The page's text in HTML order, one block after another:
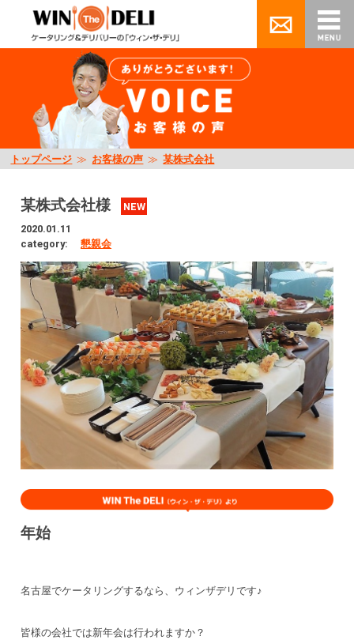
トップページ ≫ お客様の声 ≫某株式会社
某株式会社様
NEW
2020.01.11
category:
懇親会
年始
名古屋でケータリングするなら、ウィンザデリです♪
皆様の会社では新年会は行われますか？